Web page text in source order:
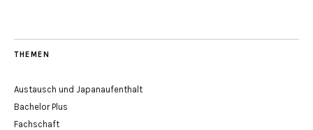
THEMEN
Austausch und Japanaufenthalt
Bachelor Plus
Fachschaft